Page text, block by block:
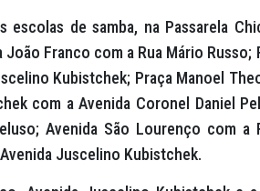
escolas de samba, na Passarela
Franco com a Rua Mário Russo;
Kubistchek; Praça Manoel
com a Avenida Coronel Daniel
Avenida São Lourenço com a
Juscelino Kubistchek.